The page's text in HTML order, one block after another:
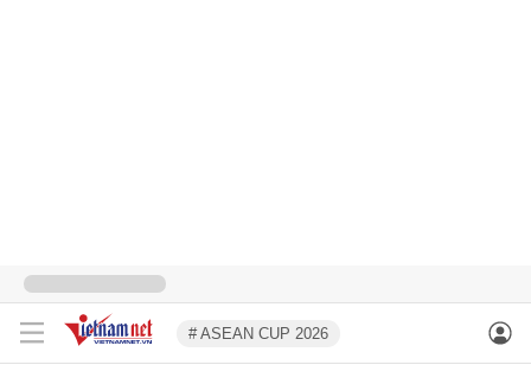
# ASEAN CUP 2026